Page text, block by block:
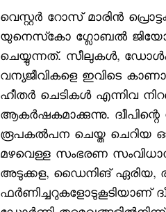
വെസ്റ്റര്‍ റോസ് മാരിന്‍
യുനെസ്‌കോ ഗ്ലോബല്‍
ചെയ്യുന്നത്. സീലുകള്‍,
വന്യജീവികളെ ഇവിടെ
ഹീതര്‍ ചെടികള്‍ എന്നിവ
ആകര്‍ഷകമാക്കുന്നു.
രൂപകല്‍പന ചെയ്ത ചെറിയ
മഴവെള്ള സംഭരണ
അടുക്കള, ഡൈനിങ് ഏരിയ,
ഫര്‍ണിച്ചറുകളോടുകൂടിയാണ്